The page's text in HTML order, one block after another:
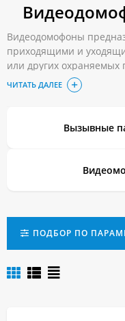
Видеодомофоны
приходящими и
или других
момент устройства
их устанавливают на
надёжную
свободно
Выгодно приобрести
видеодомофон в
ЧИТАТЬ ДАЛЕЕ
Вызывные
ПОДБОР ПО